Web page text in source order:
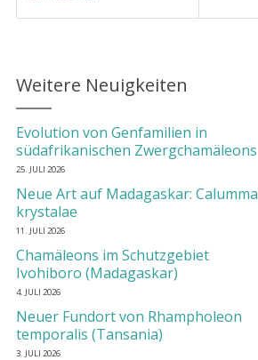
Weitere Neuigkeiten
Evolution von Genfamilien in
südafrikanischen Zwergchamäleons
25. JULI 2026
Neue Art auf Madagaskar: Calumma
krystalae
11. JULI 2026
Chamäleons im Schutzgebiet
Ivohiboro (Madagaskar)
4. JULI 2026
Neuer Fundort von Rhampholeon
temporalis (Tansania)
3. JULI 2026